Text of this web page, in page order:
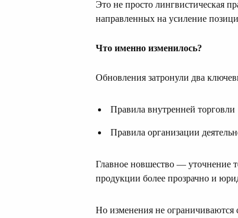
Это не просто лингвистическая
направленных на усиление
Что именно изменилось?
Обновления затронули два
Правила внутренней торговли
Правила организации
Главное новшество — уточнение
продукции более прозрачно и
Но изменения не ограничиваются